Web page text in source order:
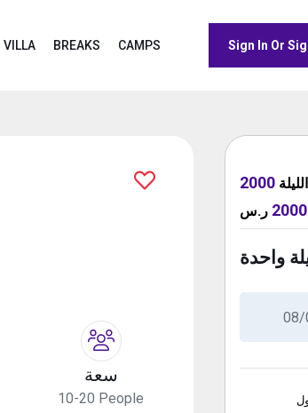
VILLA BREAKS CAMPS Sign In Or
سعة
10-20 People
2000
2000 ر.س
واحدة